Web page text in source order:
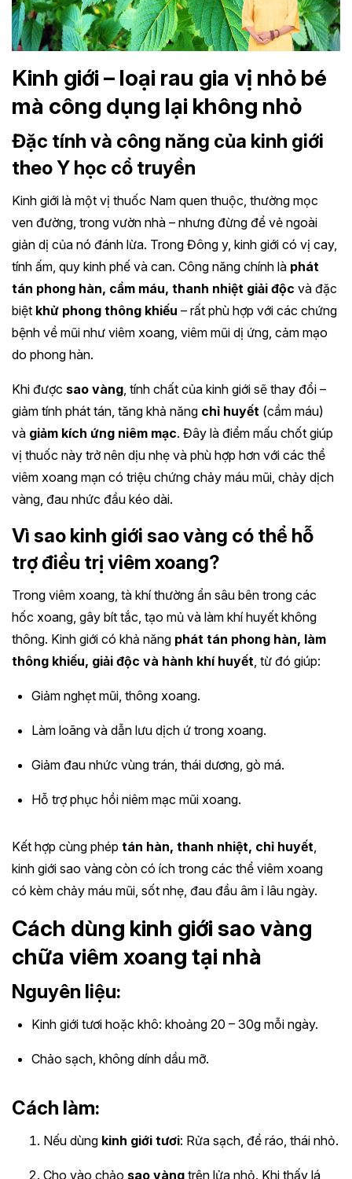
Kinh giới – loại rau gia vị nhỏ bé
mà công dụng lại không nhỏ
Đặc tính và công năng của kinh giới
theo Y học cổ truyền
Kinh giới là một vị thuốc Nam quen thuộc, thường mọc
ven đường, trong vườn nhà – nhưng đừng để vẻ ngoài
giản dị của nó đánh lừa. Trong Đông y, kinh giới có vị cay,
tính ấm, quy kinh phế và can. Công năng chính là phát
tán phong hàn, cầm máu, thanh nhiệt giải độc và đặc
biệt khử phong thông khiếu – rất phù hợp với các chứng
bệnh về mũi như viêm xoang, viêm mũi dị ứng, cảm mạo
do phong hàn.
Khi được sao vàng , tính chất của kinh giới sẽ thay đổi –
giảm tính phát tán, tăng khả năng chỉ huyết (cầm máu)
và giảm kích ứng niêm mạc. Đây là điểm mấu chốt giúp
vị thuốc này trở nên dịu nhẹ và phù hợp hơn với các thể
viêm xoang mạn có triệu chứng chảy máu mũi, chảy dịch
vàng, đau nhức đầu kéo dài.
Vì sao kinh giới sao vàng có thể hỗ
trợ điều trị viêm xoang?
Trong viêm xoang, tà khí thường ẩn sâu bên trong các
hốc xoang, gây bít tắc, tạo mủ và làm khí huyết không
thông. Kinh giới có khả năng phát tán phong hàn, làm
thông khiếu, giải độc và hành khí huyết , từ đó giúp:
Giảm nghẹt mũi, thông xoang.
Làm loãng và dẫn lưu dịch ứ trong xoang.
Giảm đau nhức vùng trán, thái dương, gò má.
Hỗ trợ phục hồi niêm mạc mũi xoang.
Kết hợp cùng phép tán hàn, thanh nhiệt, chỉ huyết
kinh giới sao vàng còn có ích trong các thể viêm xoang
có kèm chảy máu mũi, sốt nhẹ, đau đầu âm ỉ lâu ngày.
Cách dùng kinh giới sao vàng
chữa viêm xoang tại nhà
Nguyên liệu:
Kinh giới tươi hoặc khô: khoảng 20 – 30g mỗi ngày.
Chảo sạch, không dính dầu mỡ.
Cách làm:
Nếu dùng kinh giới tươi: Rửa sạch, để ráo, thái nhỏ.
Cho vào chảo sao vàng trên lửa nhỏ. Khi thấy lá